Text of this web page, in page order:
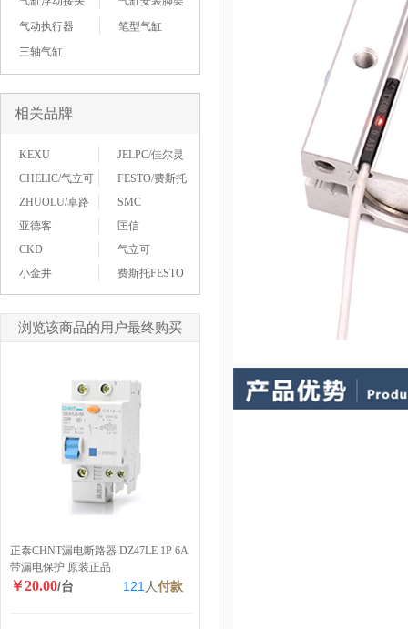
气动执行器
笔型气缸
三轴气缸
相关品牌
KEXU
JELPC/佳尔灵
CHELIC/气立可
FESTO/费斯托
ZHUOLU/卓路
SMC
亚德客
匡信
CKD
气立可
小金井
费斯托FESTO
浏览该商品的用户最终购买
正泰CHNT漏电断路器 DZ47LE 1P 6A
带漏电保护 原装正品
￥20.00/台 121 人付款